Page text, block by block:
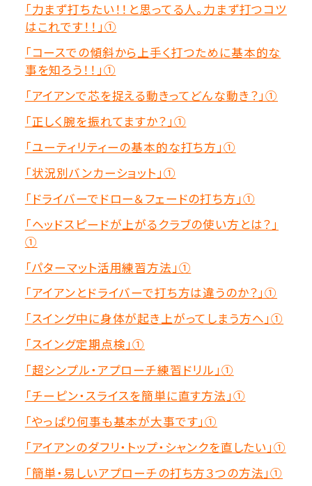
「力まず打ちたい！！と思ってる人。力まず打つコツ
はこれです！！」①
「コースでの傾斜から上手く打つために基本的な
事を知ろう！！」①
「アイアンで芯を捉える動きってどんな動き？」①
「正しく腕を振れてますか？」①
「ユーティリティーの基本的な打ち方」①
「状況別バンカーショット」①
「ドライバーでドロー＆フェードの打ち方」①
「ヘッドスピードが上がるクラブの使い方とは？」
①
「パターマット活用練習方法」①
「アイアンとドライバーで打ち方は違うのか？」①
「スイング中に身体が起き上がってしまう方へ」①
「スイング定期点検」①
「超シンプル・アプローチ練習ドリル」①
「チーピン・スライスを簡単に直す方法」①
「やっぱり何事も基本が大事です」①
「アイアンのダフリ・トップ・シャンクを直したい」①
「簡単・易しいアプローチの打ち方３つの方法」①